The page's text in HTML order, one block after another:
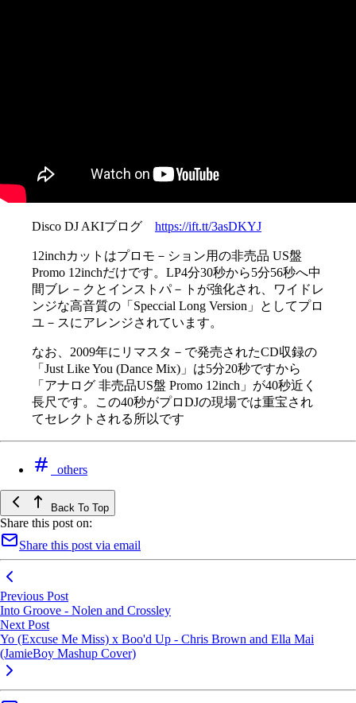
Disco DJ AKIブログ https://ift.tt/3asDKYJ
12inchカットはプロモ－ション用の非売品 US盤
Promo 12inchだけです。LP4分30秒から5分56秒へ中
間ブレ－クとインストパ－トが強化され、ワイドレ
ンジな高音質の「Speccial Long Version」としてプロ
ユ－スにアレンジされています。
なお、2009年にリマスタ－で発売されたCD収録の
「Just Like You (Dance Mix)」は5分20秒ですから
「アナログ 非売品US盤 Promo 12inch」が40秒近く
長尺です。この40秒がプロDJの現場では重宝され
てセレクトされる所以です
others
Back To Top
Share this post on:
Share this post via email
Previous Post
Into Groove - Nolen and Crossley
Next Post
Yo (Excuse Me Miss) x Boo'd Up - Chris Brown and Ella Mai
(JamieBoy Mashup Cover)